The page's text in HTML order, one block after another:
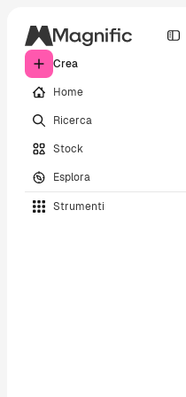
Crea
Home
Ricerca
Stock
Esplora
Strumenti